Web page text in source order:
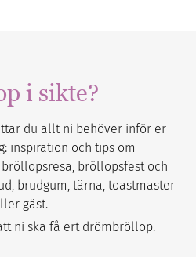
i sikte?
du allt ni behöver inför er
inspiration och tips om
bröllopsfest och
brudgum, tärna, toastmaster
gäst.
ni ska få ert drömbröllop.